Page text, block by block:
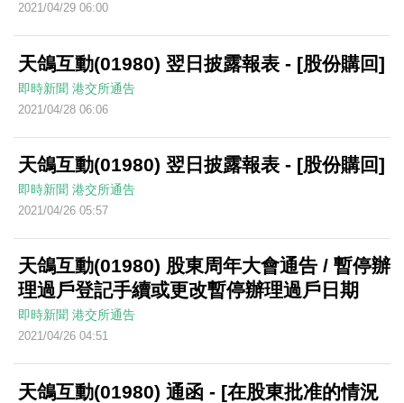
2021/04/29 06:00
天鴿互動(01980) 翌日披露報表 - [股份購回]
即時新聞 港交所通告
2021/04/28 06:06
天鴿互動(01980) 翌日披露報表 - [股份購回]
即時新聞 港交所通告
2021/04/26 05:57
天鴿互動(01980) 股東周年大會通告 / 暫停辦
理過戶登記手續或更改暫停辦理過戶日期
即時新聞 港交所通告
2021/04/26 04:51
天鴿互動(01980) 通函 - [在股東批准的情況